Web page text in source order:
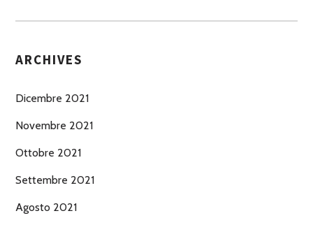
ARCHIVES
Dicembre 2021
Novembre 2021
Ottobre 2021
Settembre 2021
Agosto 2021